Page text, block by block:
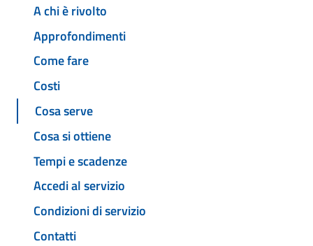
A chi è rivolto
Approfondimenti
Come fare
Costi
Cosa serve
Cosa si ottiene
Tempi e scadenze
Accedi al servizio
Condizioni di servizio
Contatti